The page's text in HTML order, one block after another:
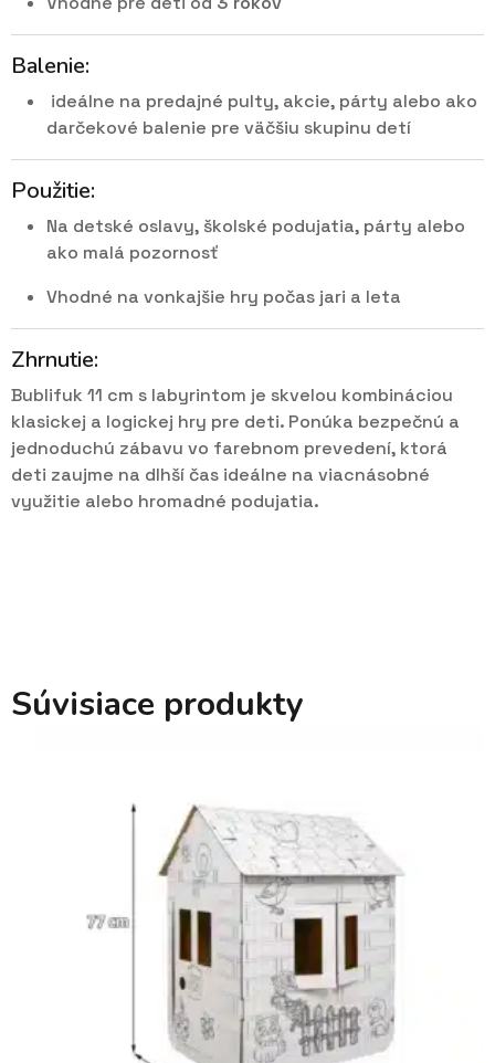
Balenie:
ideálne na predajné pulty, akcie, párty alebo ako
darčekové balenie pre väčšiu skupinu detí
Použitie:
Na detské oslavy, školské podujatia, párty alebo
ako malá pozornosť
Vhodné na vonkajšie hry počas jari a leta
Zhrnutie:
Bublifuk 11 cm s labyrintom je skvelou kombináciou
klasickej a logickej hry pre deti. Ponúka bezpečnú a
jednoduchú zábavu vo farebnom prevedení, ktorá
deti zaujme na dlhší čas ideálne na viacnásobné
využitie alebo hromadné podujatia.
Súvisiace produkty